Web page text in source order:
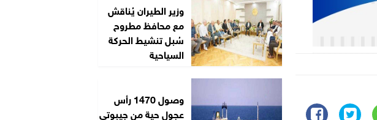
وزير الطيران يُناقش
مع محافظ مطروح
سُبل تنشيط الحركة
السياحية
وصول 1470 رأس
عجول حية من جيبوتي